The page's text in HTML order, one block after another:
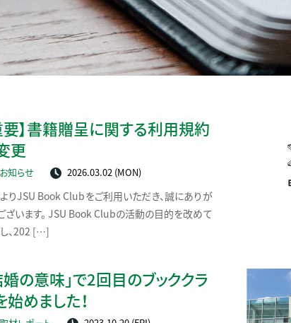
要】書籍贈呈に関する利用規約
更
お知らせ 2026.03.02 (MON)
りJSU Book Clubをご利用いただき、誠にありが
ざいます。 JSU Book Clubの活動の目的を改めて
、202 […]
婚の意味」で2回目のブッククラ
始めました！